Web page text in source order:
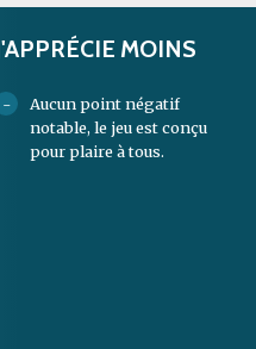
MOINS
Aucun point négatif
notable, le jeu est conçu
pour plaire à tous.